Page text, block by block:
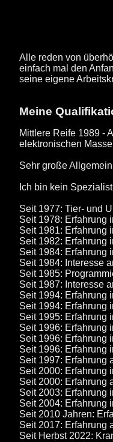
Alle reden von
einfach mal den
seine eigene
Meine
Mittlere Reife 1989 -
elektronischen
Sehr große
Ich bin kein
Seit 1977: Tier- und
Seit 1978: Erfahrung
Seit 1981: Erfahrung
Seit 1982: Erfahrung
Seit 1984: Erfahrung
Seit 1984: Interesse
Seit 1985:
Seit 1987: Interesse
Seit 1994: Erfahrung
Seit 1994: Erfahrung
Seit 1995: Erfahrung
Seit 1996: Erfahrung
Seit 1996: Erfahrung
Seit 1996: Erfahrung
Seit 1997: Erfahrung
Seit 2000: Erfahrung
Seit 2000: Erfahrung
Seit 2003: Erfahrung
Seit 2004: Erfahrung
Seit 2010 Jahren:
Seit 2017: Erfahrung
Seit Herbst 2022: